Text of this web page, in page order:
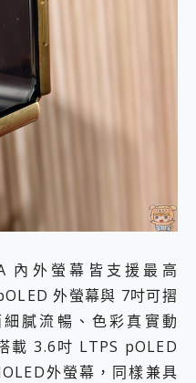
內外螢幕皆支援最高
外螢幕與 7吋可摺
膩流暢、色彩真實動
3.6吋 LTPS pOLED
外螢幕，同樣兼具